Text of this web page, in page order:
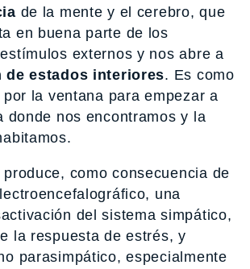
de la mente y el cerebro, que
en buena parte de los
externos y nos abre a
de estados interiores. Es como
la ventana para empezar a
donde nos encontramos y la
como consecuencia de
una
del sistema simpático,
la respuesta de estrés, y
parasimpático, especialmente